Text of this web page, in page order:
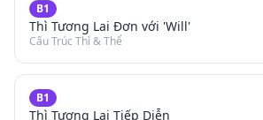
B1
Thì Tương Lai Đơn với 'Will'
Cấu Trúc Thì & Thể
B1
Thì Tương Lai Tiếp Diễn